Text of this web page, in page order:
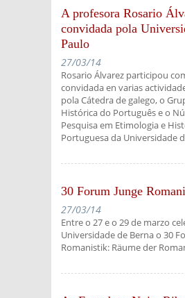
A profesora Rosario
convidada pola
Paulo
27/03/14
Rosario Álvarez participou
convidada en varias
pola Cátedra de galego, o
Histórica do Português e o
Pesquisa em Etimologia e
Portuguesa da Universidade
30 Forum Junge
27/03/14
Entre o 27 e o 29 de marzo
Universidade de Berna o 30
Romanistik: Räume der